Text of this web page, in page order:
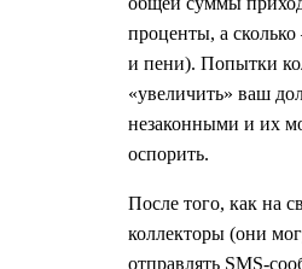
проценты, а
и пени). Попытки
«увеличить» ваш
незаконными и их
оспорить.
После того, как на
коллекторы (они
отправлять SMS-